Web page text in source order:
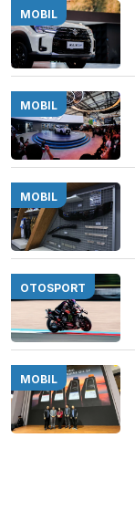
MOBIL
MOBIL
MOBIL
OTOSPORT
MOBIL